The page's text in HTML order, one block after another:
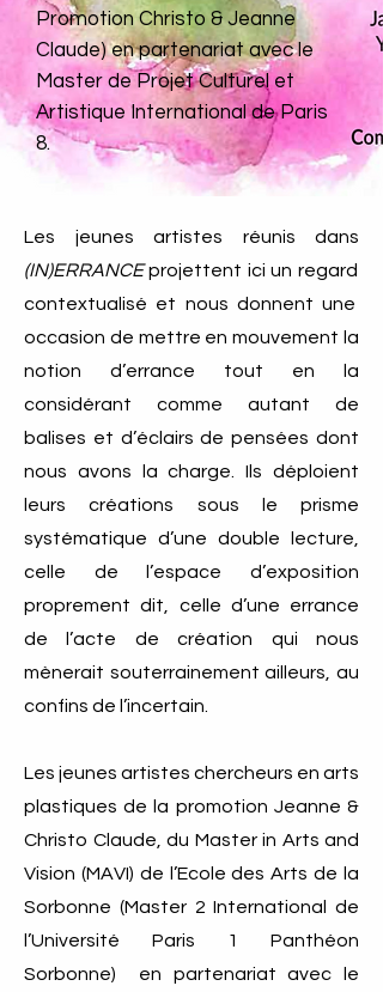
Promotion Christo & Jeanne
Claude) en partenariat avec le
Master de Projet Culturel et
Artistique Internationalde Paris
8.
Les jeunes artistes réunis dans
(IN)ERRANCEprojettent ici un regard
contextualisé et nous donnent une
occasion de mettre en mouvement la
notion d’errance tout en la
considérant comme autant de
balises et d’éclairs de pensées dont
nous avons la charge. Ils déploient
leurs créations sous le prisme
systématique d’une double lecture,
celle de l’espace d’exposition
proprement dit, celle d’une errance
de l’acte de création qui nous
mènerait souterrainement ailleurs, au
confins de l’incertain.
Les jeunes artistes chercheurs en arts
plastiques de la promotion Jeanne &
Christo Claude, du Master in Arts and
Vision (MAVI) de l’Ecole des Arts de la
Sorbonne (Master 2 International de
l’Université Paris 1 Panthéon
Sorbonne) en partenariat avec le